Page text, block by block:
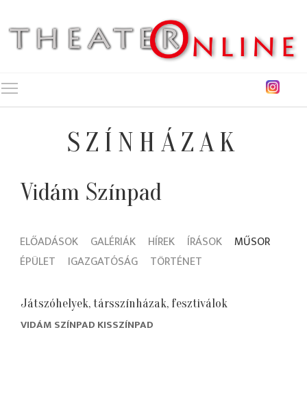
SZÍNHÁZAK
Vidám Színpad
ELŐADÁSOK GALÉRIÁK HÍREK ÍRÁSOK
MŰSOR
ÉPÜLET
IGAZGATÓSÁG TÖRTÉNET
Játszóhelyek, társszínházak, fesztiválok
VIDÁM SZÍNPAD KISSZÍNPAD